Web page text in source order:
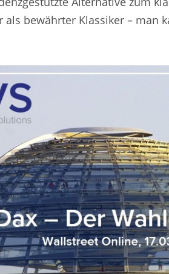
als bewährter Klassiker – man